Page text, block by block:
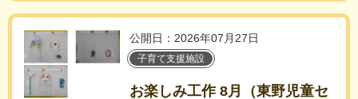
公開日：2026年07月27日
子育て支援施設
お楽しみ工作 8月（東野児童セ